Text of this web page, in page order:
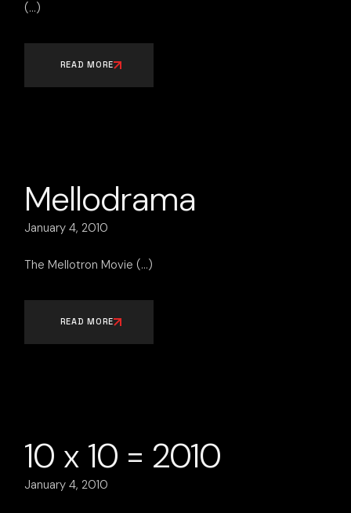
READ MORE
Mellodrama
January 4, 2010
The Mellotron Movie
READ MORE
10 x 10 = 2010
January 4, 2010